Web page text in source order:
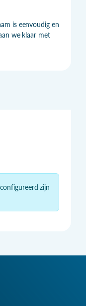
is eenvoudig en
we klaar met
zijn